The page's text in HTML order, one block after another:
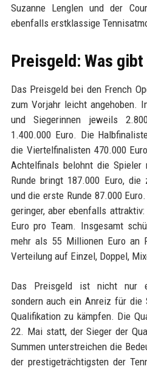
Suzanne Lenglen und der
ebenfalls erstklassige
Preisgeld: Was
Das Preisgeld bei den French
zum Vorjahr leicht angehoben.
und Siegerinnen jeweils
1.400.000 Euro. Die
die Viertelfinalisten 470.000
Achtelfinals belohnt die
Runde bringt 187.000 Euro,
und die erste Runde 87.000
geringer, aber ebenfalls
Euro pro Team. Insgesamt
mehr als 55 Millionen Euro an
Verteilung auf Einzel, Doppel,
Das Preisgeld ist nicht nur
sondern auch ein Anreiz für die
Qualifikation zu kämpfen. Die
22. Mai statt, der Sieger der
Summen unterstreichen die
der prestigeträchtigsten der